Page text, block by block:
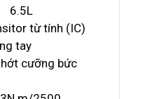
6.5L
từ tính (IC)
tay
cưỡng bức